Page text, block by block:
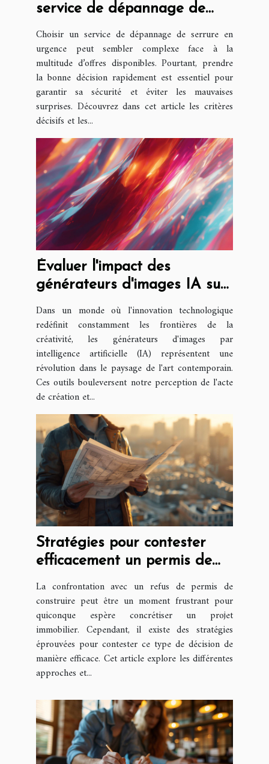
service de dépannage de
Choisir un service de dépannage de serrure en
urgence peut sembler complexe face à la
multitude d’offres disponibles. Pourtant, prendre
la bonne décision rapidement est essentiel pour
garantir sa sécurité et éviter les mauvaises
surprises. Découvrez dans cet article les critères
décisifs et les...
Évaluer l'impact des
générateurs d'images IA sur
Dans un monde où l'innovation technologique
redéfinit constamment les frontières de la
créativité, les générateurs d'images par
intelligence artificielle (IA) représentent une
révolution dans le paysage de l'art contemporain.
Ces outils bouleversent notre perception de l'acte
de création et...
Stratégies pour contester
efficacement un permis de
La confrontation avec un refus de permis de
construire peut être un moment frustrant pour
quiconque espère concrétiser un projet
immobilier. Cependant, il existe des stratégies
éprouvées pour contester ce type de décision de
manière efficace. Cet article explore les différentes
approches et...